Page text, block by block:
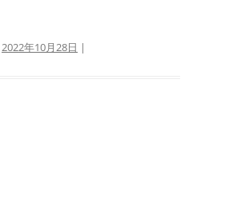
2022年10月28日 |